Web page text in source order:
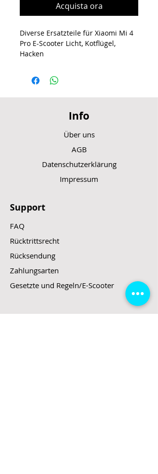
Acquista ora
Diverse Ersatzteile für Xiaomi Mi 4
Pro E-Scooter Licht, Kotflügel,
Hacken
Info
Über uns
AGB
Datenschutzerklärung
Impressum
Support
FAQ
Rücktrittsrecht
Rücksendung
Zahlungsarten
Gesetzte und Regeln/E-Scooter